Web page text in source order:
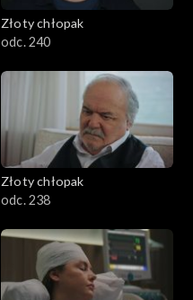
Złoty chłopak
odc. 240
Złoty chłopak
odc. 238